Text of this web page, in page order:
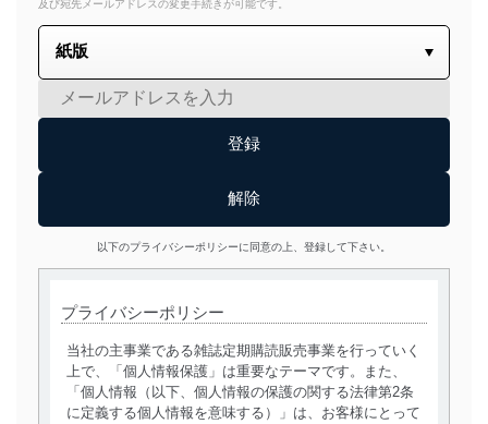
及び宛先メールアドレスの変更手続きが可能です。
以下のプライバシーポリシーに同意の上、登録して下さい。
プライバシーポリシー
当社の主事業である雑誌定期購読販売事業を行っていく
上で、「個人情報保護」は重要なテーマです。また、
「個人情報（以下、個人情報の保護の関する法律第2条
に定義する個人情報を意味する）」は、お客様にとって